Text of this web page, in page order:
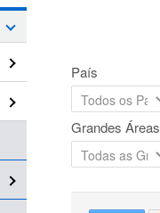
País
Grandes Áreas